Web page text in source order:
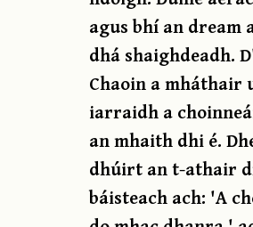
agus bhí an dream
dhá shaighdeadh.
Chaoin a mháthair
iarraidh a
an mhaith dhi é.
dhúirt an t-athair
báisteach ach: 'A